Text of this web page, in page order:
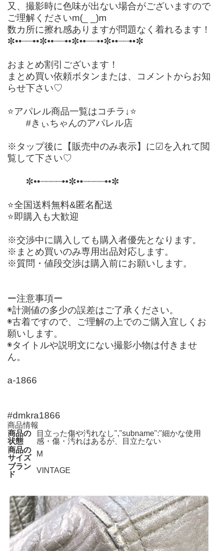
又、撮影時に色味が出ない場合がございますので
ご理解くださいm(_ _)m
数カ所に擦れ感ありますが問題なく着れるます！
✼••┈┈••✼••┈┈••✼••┈┈••✼••┈┈••✼
おまとめ割引ございます！
まとめ買い依頼ボタンまたは、コメントからお知
らせ下さい♡
⭐️アパレル商品一覧はコチラ↓⭐️
#きぃちゃんのアパレル店
※タップ後に【販売中のみ表示】に☑を入れて閲
覧して下さい♡
✼••┈┈┈┈••✼••┈┈┈┈••✼
⭐️全国送料無料&匿名配送
⭐️即購入も大歓迎
※交渉中に購入しても購入者優先となります。
※まとめ買いのみ専用出品対応します。
※質問・値段交渉は購入前にお願いします。
ー注意事項ー
◉計測値の多少の誤差はご了承ください。
◉古着ですので、ご理解の上でのご購入宜しくお
願いします。
◉タイトルや説明文にない撮影小物は付きませ
ん。
a-1866
#dmkra1866
商品情報
商品の
状態
目立った傷や汚れなし","subname":"細かな使用
感・傷・汚れはあるが、目立たない
商品の
サイズ
M
ブラン
ド
VINTAGE